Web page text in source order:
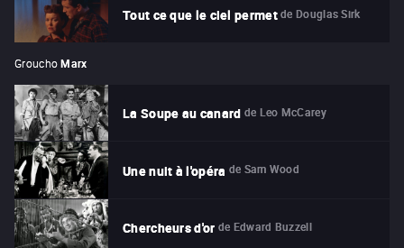
Tout ce que le ciel permet de Douglas Sirk
Groucho Marx
La Soupe au canard de Leo McCarey
Une nuit à l'opéra de Sam Wood
Chercheurs d'or de Edward Buzzell